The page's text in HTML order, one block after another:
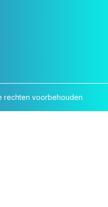
rechten voorbehouden